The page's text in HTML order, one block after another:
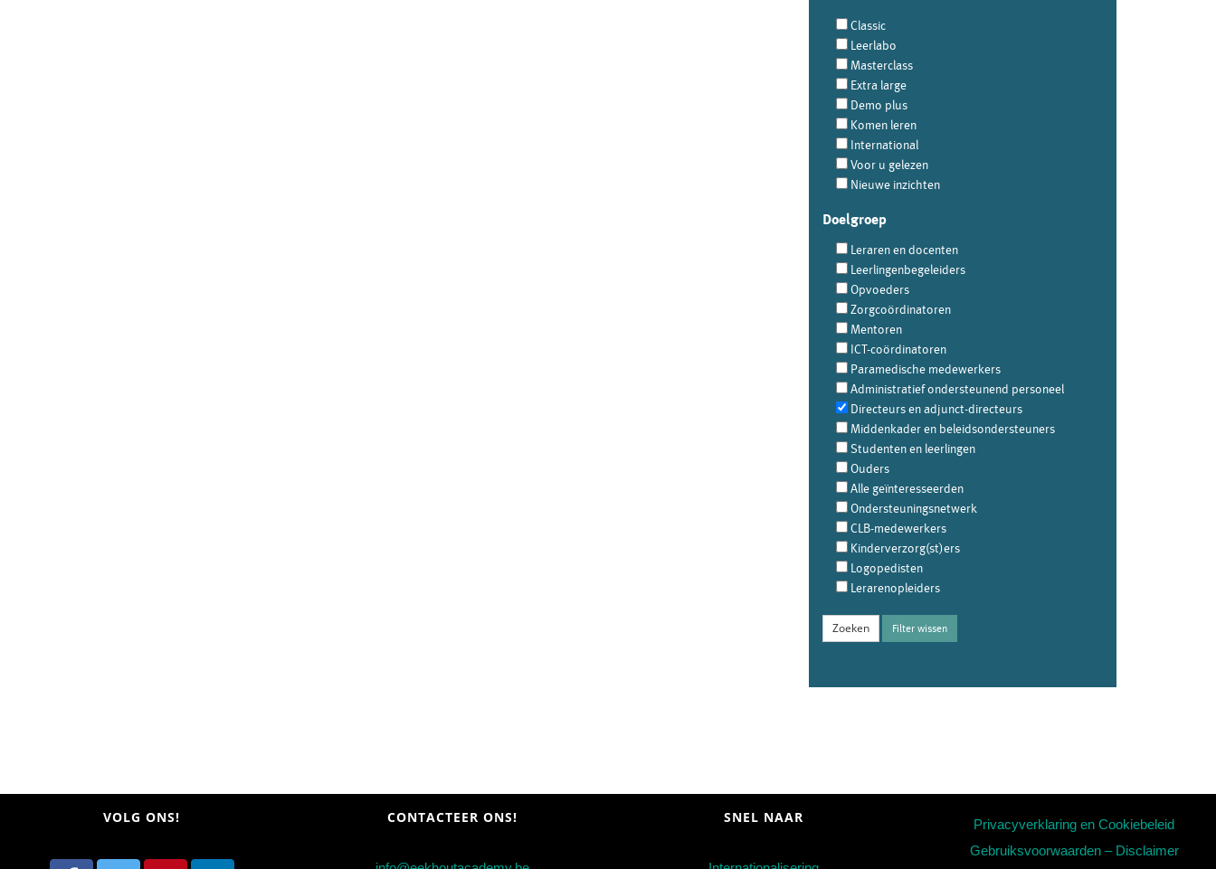
Classic
Leerlabo
Masterclass
Extra large
Demo plus
Komen leren
International
Voor u gelezen
Nieuwe inzichten
Doelgroep
Leraren en docenten
Leerlingenbegeleiders
Opvoeders
Zorgcoördinatoren
Mentoren
ICT-coördinatoren
Paramedische medewerkers
Administratief ondersteunend personeel
Directeurs en adjunct-directeurs
Middenkader en beleidsondersteuners
Studenten en leerlingen
Ouders
Alle geïnteresseerden
Ondersteuningsnetwerk
CLB-medewerkers
Kinderverzorg(st)ers
Logopedisten
Lerarenopleiders
Filter wissen
VOLG ONS! CONTACTEER ONS! SNEL NAAR
Privacyverklaring en Cookiebeleid
Gebruiksvoorwaarden – Disclaimer